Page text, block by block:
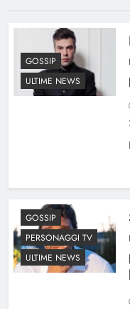
GOSSIP
ULTIME NEWS
GOSSIP
PERSONAGGI TV
ULTIME NEWS